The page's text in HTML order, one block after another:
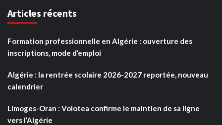
Articles récents
Formation professionnelle en Algérie : ouverture des
inscriptions, mode d’emploi
Algérie : la rentrée scolaire 2026-2027 reportée, nouveau
calendrier
Limoges-Oran : Volotea confirme le maintien de sa ligne
vers l’Algérie